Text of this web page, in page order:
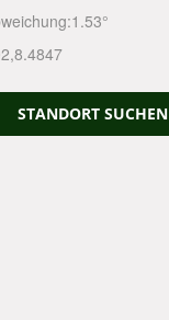
1.53°
,8.4847
STANDORT SUCHEN